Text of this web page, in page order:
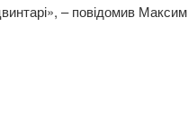
– повідомив Максим